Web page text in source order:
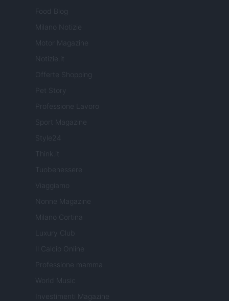
Food Blog
Milano Notizie
Motor Magazine
Notizie.it
Offerte Shopping
Professione Lavoro
Sport Magazine
Style24
Think.it
Tuobenessere
Viaggiamo
Nonne Magazine
Milano Cortina
Luxury Club
Il Calcio Online
Professione mamma
World Music
Investimenti Magazine